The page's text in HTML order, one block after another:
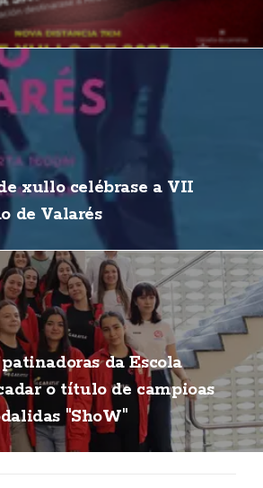
xullo celébrase a VII
de Valarés
da Escola
o título de campioas
"ShoW"